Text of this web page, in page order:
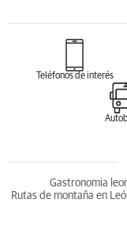
Teléfonos de interés
Gastronomia
Rutas de montaña en